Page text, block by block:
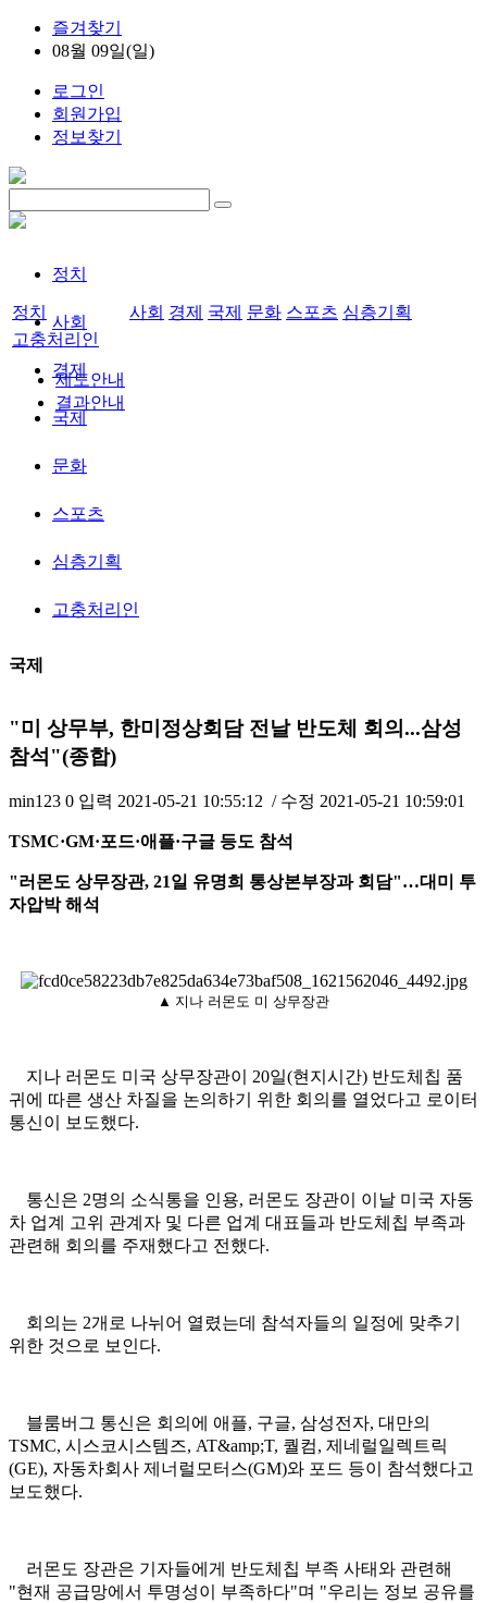
즐겨찾기
08월 09일(일)
로그인
회원가입
정보찾기
정치
사회
경제
국제
문화
스포츠
심층기획
고충처리인
정치 사회 경제 국제 문화 스포츠 심층기획
고충처리인
제도안내
결과안내
국제
"미 상무부, 한미정상회담 전날 반도체 회의...삼성
참석"(종합)
min123 0 입력 2021-05-21 10:55:12 / 수정 2021-05-21 10:59:01
TSMC·GM·포드·애플·구글 등도 참석
"러몬도 상무장관, 21일 유명희 통상본부장과 회담"…대미 투
자압박 해석
▲ 지나 러몬도 미 상무장관
지나 러몬도 미국 상무장관이 20일(현지시간) 반도체칩 품
귀에 따른 생산 차질을 논의하기 위한 회의를 열었다고 로이터
통신이 보도했다.
통신은 2명의 소식통을 인용, 러몬도 장관이 이날 미국 자동
차 업계 고위 관계자 및 다른 업계 대표들과 반도체칩 부족과
관련해 회의를 주재했다고 전했다.
회의는 2개로 나뉘어 열렸는데 참석자들의 일정에 맞추기
위한 것으로 보인다.
블룸버그 통신은 회의에 애플, 구글, 삼성전자, 대만의
TSMC, 시스코시스템즈, AT&amp;T, 퀄컴, 제네럴일렉트릭
(GE), 자동차회사 제너럴모터스(GM)와 포드 등이 참석했다고
보도했다.
러몬도 장관은 기자들에게 반도체칩 부족 사태와 관련해
"현재 공급망에서 투명성이 부족하다"며 "우리는 정보 공유를